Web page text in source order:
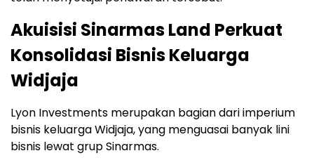
Akuisisi Sinarmas Land Perkuat
Konsolidasi Bisnis Keluarga
Widjaja
Lyon Investments merupakan bagian dari imperium
bisnis keluarga Widjaja, yang menguasai banyak lini
bisnis lewat grup Sinarmas.